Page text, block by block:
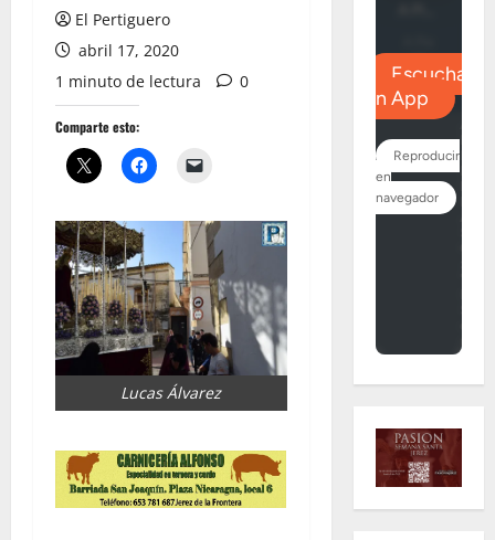
El Pertiguero
abril 17, 2020
1 minuto de lectura
0
Comparte esto:
Lucas Álvarez